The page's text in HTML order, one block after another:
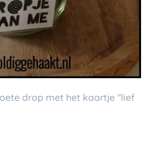
drop met het kaartje "lief